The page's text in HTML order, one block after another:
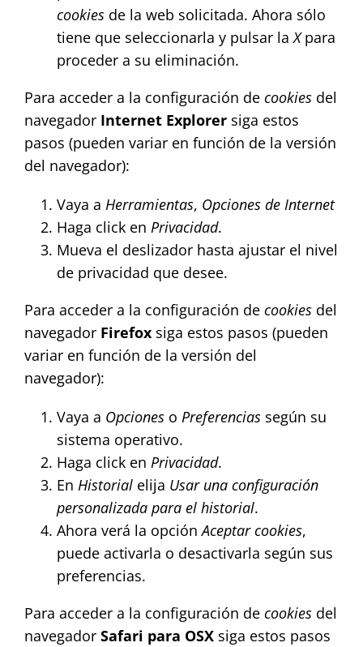
cookies de la web solicitada. Ahora sólo
tiene que seleccionarla y pulsar laXpara
proceder a su eliminación.
Para acceder a la configuración de cookies del
navegador Internet Explorer siga estos
pasos (pueden variar en función de la versión
del navegador):
Vaya a Herramientas, Opciones de Internet
Haga click en Privacidad.
Mueva el deslizador hasta ajustar el nivel
de privacidad que desee.
Para acceder a la configuración de cookies del
navegador Firefox siga estos pasos (pueden
variar en función de la versión del
navegador):
Vaya a Opciones o Preferencias según su
sistema operativo.
Haga click en Privacidad.
En Historial elija Usar una configuración
personalizada para el historial.
Ahora verá la opciónAceptar cookies,
puede activarla o desactivarla según sus
preferencias.
Para acceder a la configuración de cookies del
navegador Safari para OSX siga estos pasos